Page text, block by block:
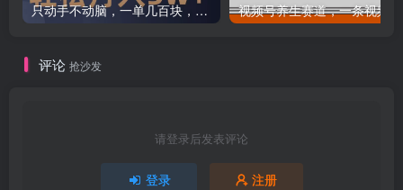
只动手不动脑，一单几百块，轻松月入2w+，看完就能直接操作，详细教程
评论 抢沙发
请登录后发表评论
登录 注册